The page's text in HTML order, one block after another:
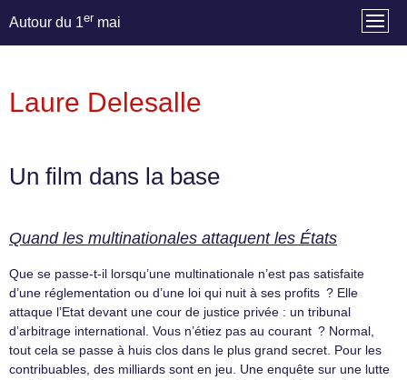
Autour du 1er mai
Laure Delesalle
Un film dans la base
Quand les multinationales attaquent les États
Que se passe-t-il lorsqu’une multinationale n’est pas satisfaite
d’une réglementation ou d’une loi qui nuit à ses profits ? Elle
attaque l’Etat devant une cour de justice privée : un tribunal
d’arbitrage international. Vous n’étiez pas au courant ? Normal,
tout cela se passe à huis clos dans le plus grand secret. Pour les
contribuables, des milliards sont en jeu. Une enquête sur une lutte